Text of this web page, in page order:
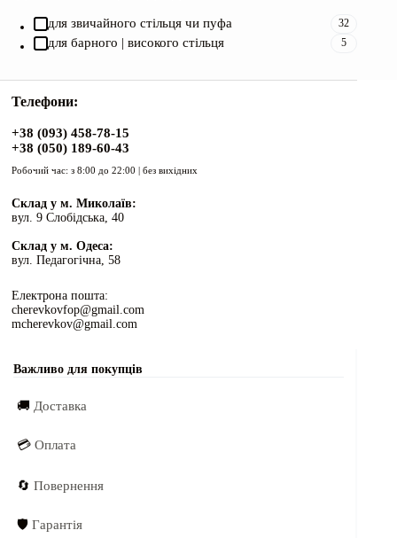
для звичайного стільця чи пуфа 32
для барного | високого стільця 5
Телефони:
+38 (093) 458-78-15
+38 (050) 189-60-43
Робочий час: з 8:00 до 22:00 | без вихідних
Склад у м. Миколаїв:
вул. 9 Слобідська, 40
Склад у м. Одеса:
вул. Педагогічна, 58
Електрона пошта:
cherevkovfop@gmail.com
mcherevkov@gmail.com
Важливо для покупців
🚚 Доставка
💳Оплата
🔄Повернення
🛡️Гарантія